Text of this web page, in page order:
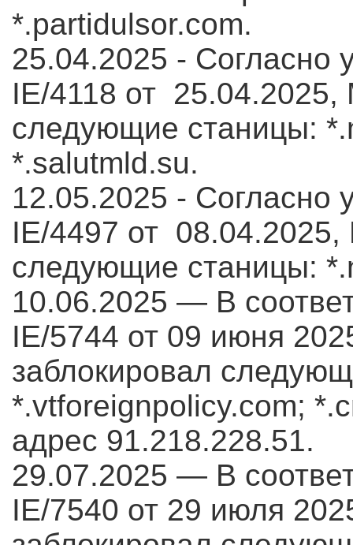
*.partidulsor.com.
25.04.2025 - Согласно
IE/4118 от 25.04.2025,
следующие станицы:
*.salutmld.su.
12.05.2025 - Согласно
IE/4497 от 08.04.2025,
следующие станицы:
10.06.2025 — В
IE/5744 от 09 июня
заблокировал
*.vtforeignpolicy.com;
адрес 91.218.228.51.
29.07.2025 — В
IE/7540 от 29 июля